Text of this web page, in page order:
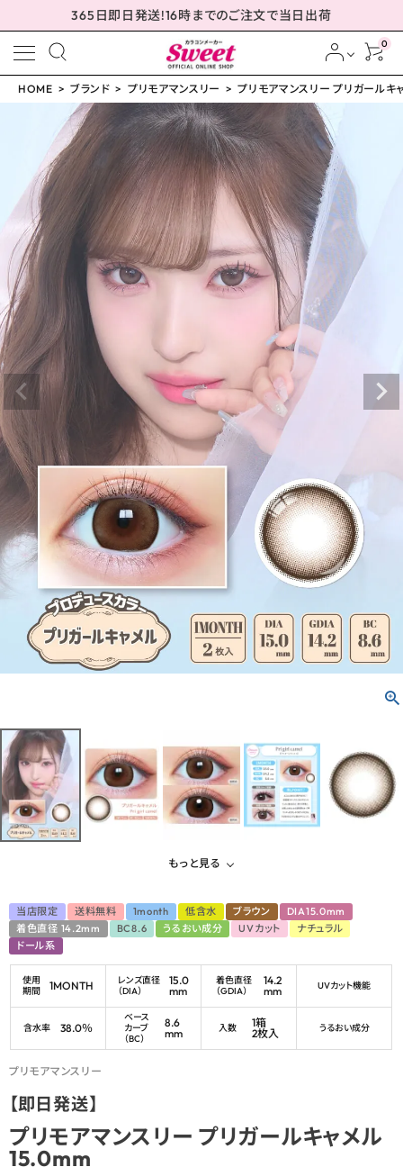
365日即日発送!16時までのご注文で当日出荷
0
meeting_room ログイン person 会員登録
プリモアマンスリー プリ
ガールキャメル 15.0mm
¥
1,650
配送方法について
発送について
お支払い方法について
お買い物ガイド
お問い合わせ
よくあるご質問
HOME ブランド プリモアマンスリー プリモアマンスリー プリガールキ
もっと見る
当店限定 送料無料 1month 低含水 ブラウン
DIA15.0mm
着色直径 14.2mm
BC8.6 うるおい成分 UVカット
ナチュラル
ドール系
使用
期間
1MONTH
レンズ直径
（DIA）
15.0
mm
着色直径
（GDIA）
14.2
mm
UVカット機能
含水率 38.0％
ベース
カーブ
（BC）
8.6
mm
入数
1箱
2枚入
うるおい成分
プリモアマンスリー
【即日発送】
プリモアマンスリー プリガールキャメル
15.0mm